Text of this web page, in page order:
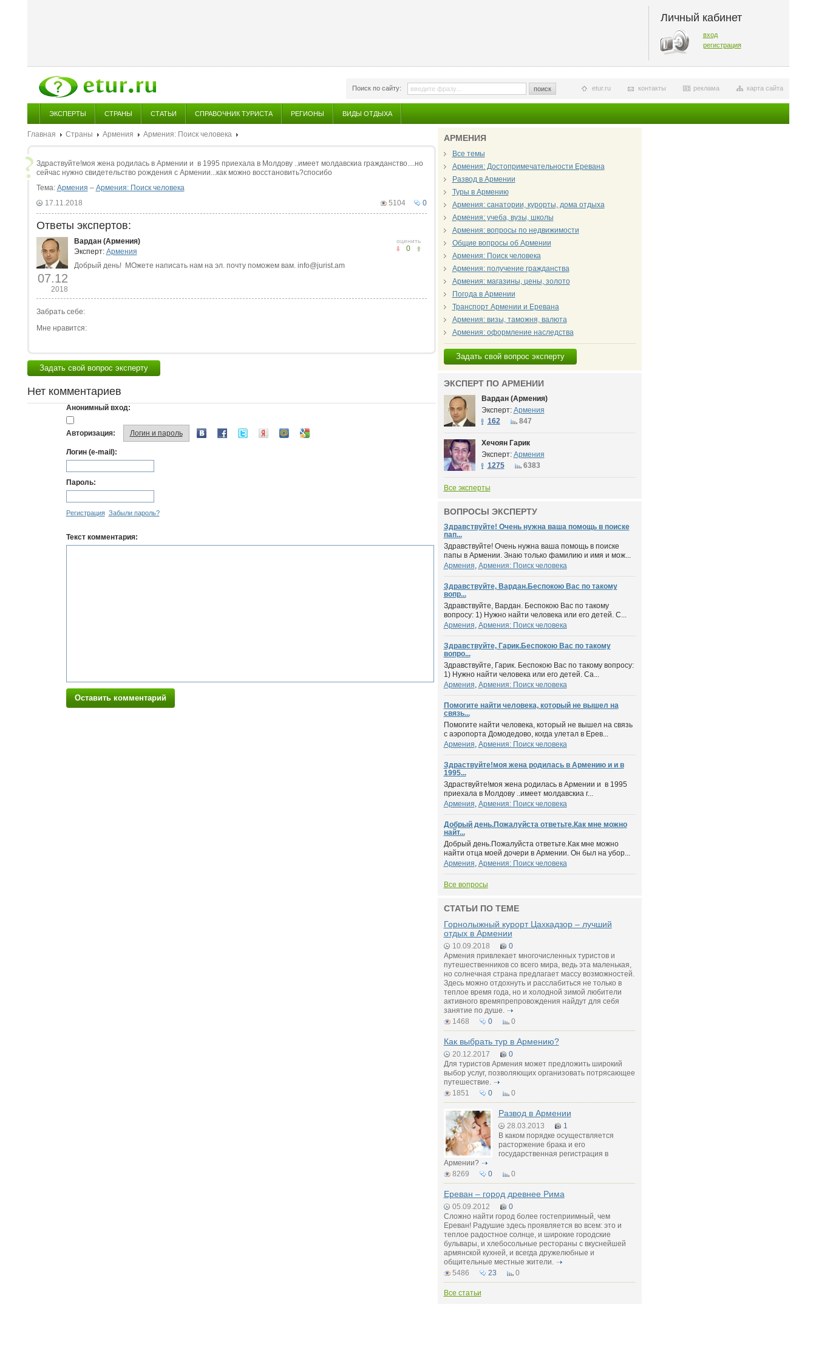
Личный кабинет
вход
регистрация
Поиск по сайту: поиск карта сайта
реклама
контакты
etur.ru
ЭКСПЕРТЫ СТРАНЫ СТАТЬИ СПРАВОЧНИК ТУРИСТА РЕГИОНЫ ВИДЫ ОТДЫХА
Главная Страны Армения Армения: Поиск человека
Здраствуйте!моя жена родилась в Армении и в 1995 приехала в Молдову ..имеет молдавскиа гражданство....но
сейчас нужно свидетельство рождения с Армении...как можно восстановить?спосибо
Тема: Армения – Армения: Поиск человека
0
5104
17.11.2018
Ответы экспертов:
07.12
2018
оценить
0
Вардан (Армения)
Эксперт: Армения
Добрый день! МОжете написать нам на эл. почту поможем вам. info@jurist.am
Забрать себе:
Мне нравится:
Задать свой вопрос эксперту
Нет комментариев
Анонимный вход:
Авторизация: Логин и пароль
Логин (e-mail):
Пароль:
Регистрация Забыли пароль?
Текст комментария:
Оставить комментарий
АРМЕНИЯ
Все темы
Армения: Достопримечательности Еревана
Развод в Армении
Туры в Армению
Армения: санатории, курорты, дома отдыха
Армения: учеба, вузы, школы
Армения: вопросы по недвижимости
Общие вопросы об Армении
Армения: Поиск человека
Армения: получение гражданства
Армения: магазины, цены, золото
Погода в Армении
Транспорт Армении и Еревана
Армения: визы, таможня, валюта
Армения: оформление наследства
Задать свой вопрос эксперту
ЭКСПЕРТ ПО АРМЕНИИ
Вардан (Армения)
Эксперт: Армения
162
847
Хечоян Гарик
Эксперт: Армения
1275
6383
Все эксперты
ВОПРОСЫ ЭКСПЕРТУ
Здравствуйте! Очень нужна ваша помощь в поиске
пап...
Здравствуйте! Очень нужна ваша помощь в поиске
папы в Армении. Знаю только фамилию и имя и мож...
Армения, Армения: Поиск человека
Здравствуйте, Вардан.Беспокою Вас по такому
вопр...
Здравствуйте, Вардан. Беспокою Вас по такому
вопросу: 1) Нужно найти человека или его детей. С...
Армения, Армения: Поиск человека
Здравствуйте, Гарик.Беспокою Вас по такому
вопро...
Здравствуйте, Гарик. Беспокою Вас по такому вопросу:
1) Нужно найти человека или его детей. Са...
Армения, Армения: Поиск человека
Помогите найти человека, который не вышел на
связь...
Помогите найти человека, который не вышел на связь
с аэропорта Домодедово, когда улетал в Ерев...
Армения, Армения: Поиск человека
Здраствуйте!моя жена родилась в Армению и и в
1995...
Здраствуйте!моя жена родилась в Армении и в 1995
приехала в Молдову ..имеет молдавскиа г...
Армения, Армения: Поиск человека
Добрый день.Пожалуйста ответьте.Как мне можно
найт...
Добрый день.Пожалуйста ответьте.Как мне можно
найти отца моей дочери в Армении. Он был на убор...
Армения, Армения: Поиск человека
Все вопросы
СТАТЬИ ПО ТЕМЕ
Горнолыжный курорт Цахкадзор – лучший
отдых в Армении
10.09.2018
0
Армения привлекает многочисленных туристов и
путешественников со всего мира, ведь эта маленькая,
но солнечная страна предлагает массу возможностей.
Здесь можно отдохнуть и расслабиться не только в
теплое время года, но и холодной зимой любители
активного времяпрепровождения найдут для себя
занятие по душе.
1468
0 0
Как выбрать тур в Армению?
20.12.2017
0
Для туристов Армения может предложить широкий
выбор услуг, позволяющих организовать потрясающее
путешествие.
1851
0 0
Развод в Армении
28.03.2013
1
В каком порядке осуществляется
расторжение брака и его
государственная регистрация в
Армении?
8269
0 0
Ереван – город древнее Рима
05.09.2012
0
Сложно найти город более гостеприимный, чем
Ереван! Радушие здесь проявляется во всем: это и
теплое радостное солнце, и широкие городские
бульвары, и хлебосольные рестораны с вкуснейшей
армянской кухней, и всегда дружелюбные и
общительные местные жители.
5486
23 0
Все статьи